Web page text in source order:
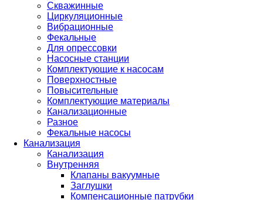
Скважинные
Циркуляционные
Вибрационные
Фекальные
Для опрессовки
Насосные станции
Комплектующие к насосам
Поверхностные
Повысительные
Комплектующие материалы
Канализационные
Разное
Фекальные насосы
Канализация
Канализация
Внутренняя
Клапаны вакуумные
Заглушки
Компенсационные патрубки